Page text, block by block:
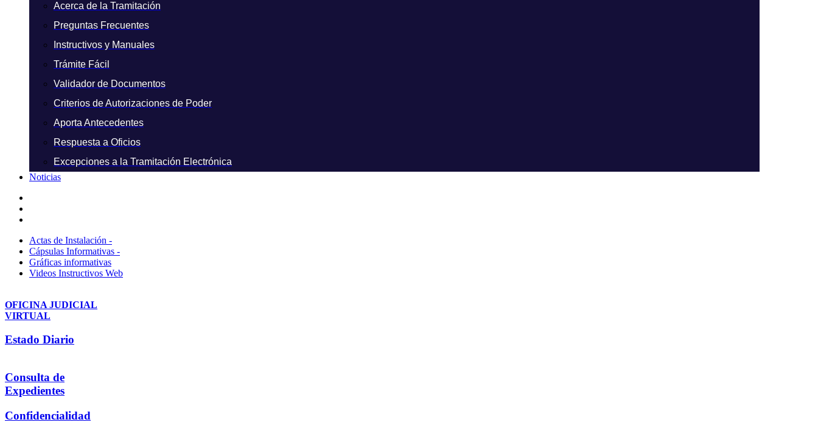
Acerca de la Tramitación
Preguntas Frecuentes
Instructivos y Manuales
Trámite Fácil
Validador de Documentos
Criterios de Autorizaciones de Poder
Aporta Antecedentes
Respuesta a Oficios
Excepciones a la Tramitación Electrónica
Noticias
Actas de Instalación -
Cápsulas Informativas -
Gráficas informativas
Videos Instructivos Web
OFICINA JUDICIAL
VIRTUAL
Estado Diario
Consulta de
Expedientes
Confidencialidad